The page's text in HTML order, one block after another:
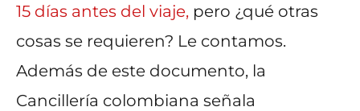
15 días antes del viaje, pero ¿qué otras
cosas se requieren? Le contamos.
Además de este documento, la
Cancillería colombiana señala